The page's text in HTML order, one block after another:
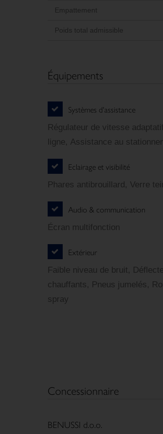
Empattement
Poids total admissible
Équipements
Systèmes d'assistance
Régulateur de vitesse
ligne, Assistance au
Eclairage et visibilité
Phares antibrouillard, Verre
Audio & communication
Écran multifonction
Extérieur
Faible niveau de bruit,
chauffants, Pneus jumelés,
spray
Concessionnaire
BENUSSI d.o.o.